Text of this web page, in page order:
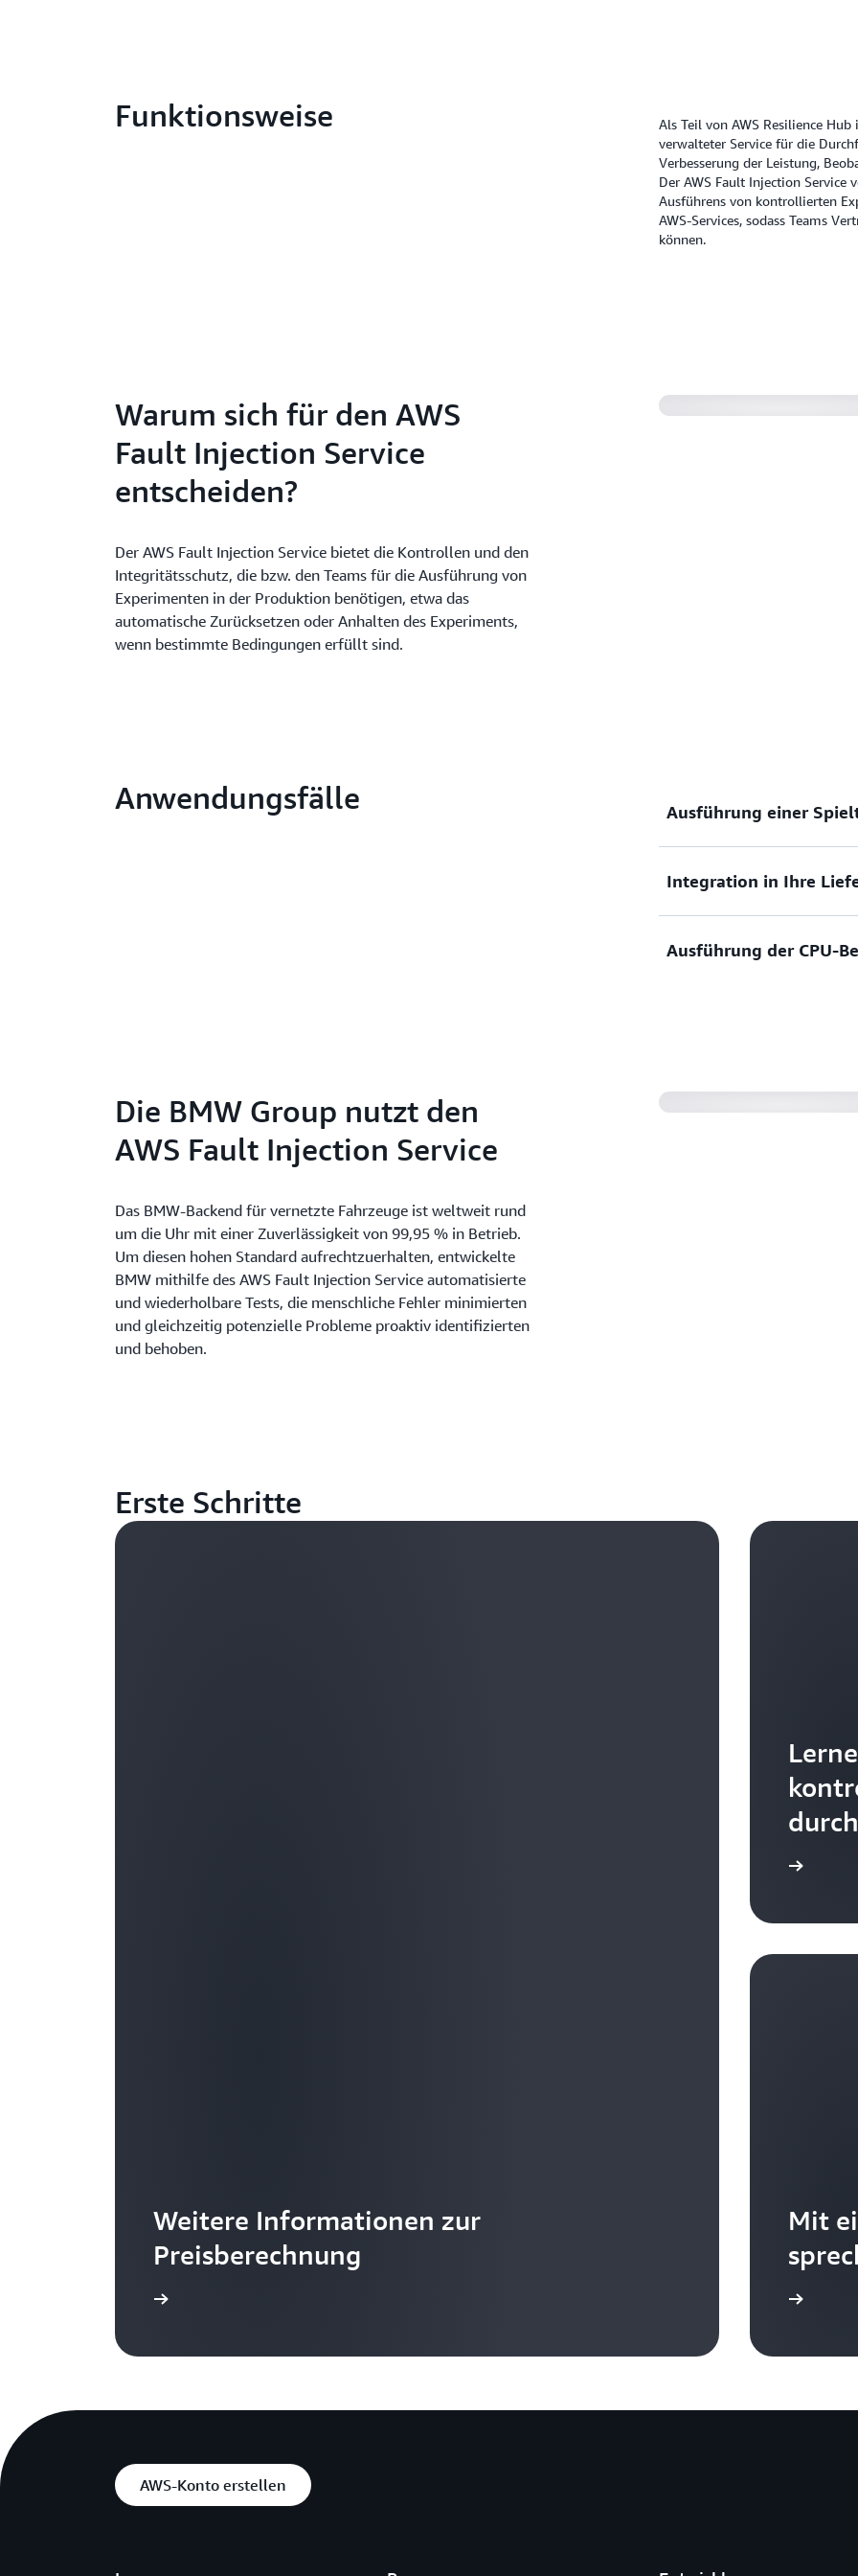
Funktionsweise
Als Teil von AWS Resilience
verwalteter Service für die
Verbesserung der Leistung,
Der AWS Fault Injection Service
Ausführens von kontrollierten
AWS-Services, sodass Teams
können.
Warum sich für den AWS
Fault Injection Service
entscheiden?
Der AWS Fault Injection Service bietet die Kontrollen und den
Integritätsschutz, die bzw. den Teams für die Ausführung von
Experimenten in der Produktion benötigen, etwa das
automatische Zurücksetzen oder Anhalten des Experiments,
wenn bestimmte Bedingungen erfüllt sind.
Anwendungsfälle Ausführung einer
Simulieren Sie frühere
Integration in Ihre
Testen Sie im Rahmen
Ausführung der CPU-
Die BMW Group nutzt den
AWS Fault Injection Service
Das BMW-Backend für vernetzte Fahrzeuge ist weltweit rund
um die Uhr mit einer Zuverlässigkeit von 99,95 % in Betrieb.
Um diesen hohen Standard aufrechtzuerhalten, entwickelte
BMW mithilfe des AWS Fault Injection Service automatisierte
und wiederholbare Tests, die menschliche Fehler minimierten
und gleichzeitig potenzielle Probleme proaktiv identifizierten
und behoben.
Erste Schritte
Weitere Informationen zur
Preisberechnung
Mit
Erfahren Sie, wie Sie mithilfe vorgefertigter Vorlagen schnell Experimente einrichten können
AWS-Konto erstellen